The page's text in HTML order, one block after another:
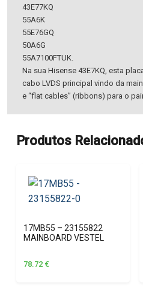
43E77KQ
55A6K
55E76GQ
50A6G
55A7100FTUK.
Na sua Hisense 43E7KQ, esta
cabo LVDS principal vindo da
e “flat cables” (ribbons) para o
Produtos
17MB55 – 23155822
MAINBOARD VESTEL
78.72 €